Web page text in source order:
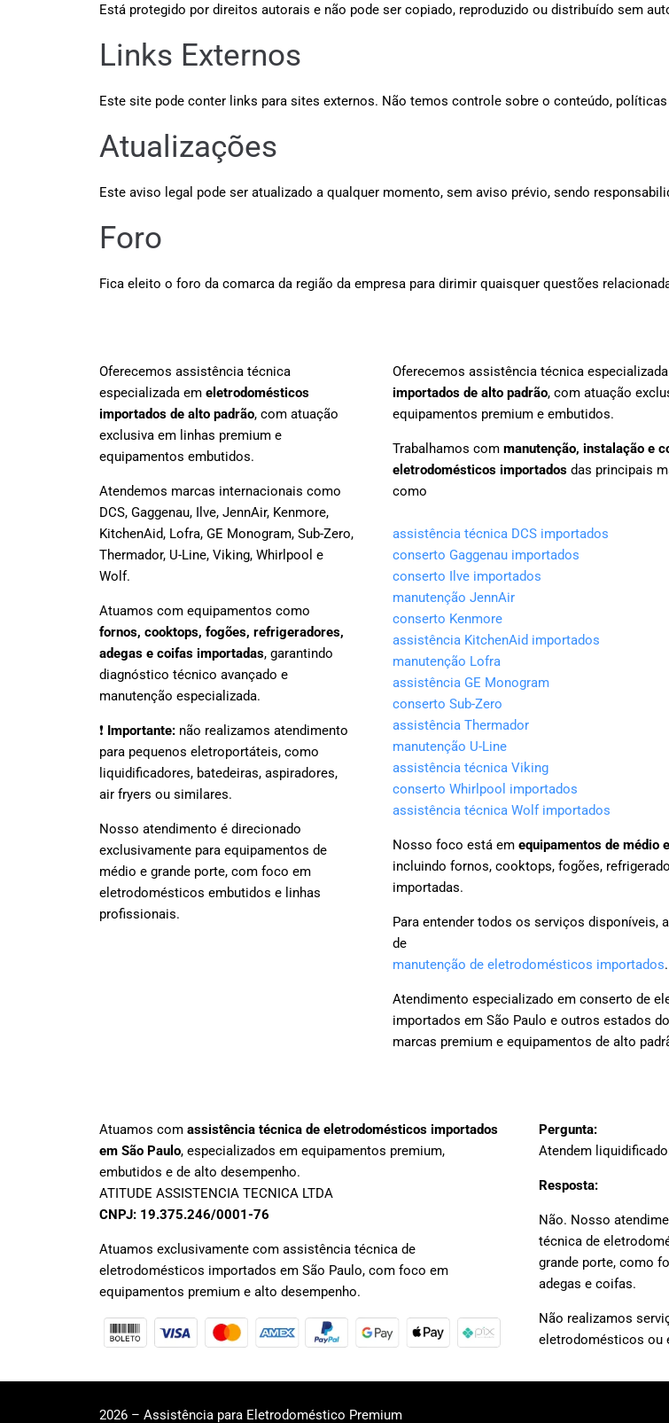
Está protegido por direitos autorais e não pode ser copiado, reproduzido ou distribuído sem
Links Externos
Este site pode conter links para sites externos. Não temos controle sobre o conteúdo,
Atualizações
Este aviso legal pode ser atualizado a qualquer momento, sem aviso prévio, sendo
Foro
Fica eleito o foro da comarca da região da empresa para dirimir quaisquer questões
Oferecemos assistência técnica
especializada em eletrodomésticos
importados de alto padrão, com atuação
exclusiva em linhas premium e
equipamentos embutidos.
Atendemos marcas internacionais como
DCS, Gaggenau, Ilve, JennAir, Kenmore,
KitchenAid, Lofra, GE Monogram, Sub-Zero,
Thermador, U-Line, Viking, Whirlpool e
Wolf.
Atuamos com equipamentos como
fornos, cooktops, fogões, refrigeradores,
adegas e coifas importadas, garantindo
diagnóstico técnico avançado e
manutenção especializada.
❗ Importante: não realizamos atendimento
para pequenos eletroportáteis, como
liquidificadores, batedeiras, aspiradores,
air fryers ou similares.
Nosso atendimento é direcionado
exclusivamente para equipamentos de
médio e grande porte, com foco em
eletrodomésticos embutidos e linhas
profissionais.
Oferecemos assistência técnica
importados de alto padrão, com atuação
equipamentos premium e embutidos.
Trabalhamos com manutenção, instalação e
eletrodomésticos importadosdas principais
como
assistência técnica DCS importados
conserto Gaggenau importados
conserto Ilve importados
manutenção JennAir
conserto Kenmore
assistência KitchenAid importados
manutenção Lofra
assistência GE Monogram
conserto Sub-Zero
assistência Thermador
manutenção U-Line
assistência técnica Viking
conserto Whirlpool importados
assistência técnica Wolf importados
Nosso foco está em equipamentos de médio
incluindo fornos, cooktops, fogões,
importadas.
Para entender todos os serviços disponíveis,
de
manutenção de eletrodomésticos importados.
Atendimento especializado em conserto de
importados em São Paulo e outros estados
marcas premium e equipamentos de alto
Atuamos com assistência técnica de eletrodomésticos importados
em São Paulo, especializados em equipamentos premium,
embutidos e de alto desempenho.
ATITUDE ASSISTENCIA TECNICA LTDA
CNPJ: 19.375.246/0001-76
Atuamos exclusivamente com assistência técnica de
eletrodomésticos importados em São Paulo, com foco em
equipamentos premium e alto desempenho.
Pergunta:
Atendem
Resposta:
Não. Nosso
técnica de
grande porte, como
adegas e coifas.
Não realizamos
eletrodomésticos ou
2026 – Assistência para Eletrodoméstico Premium